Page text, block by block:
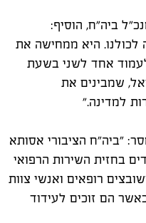
ביה"ח, הוסיף:
היא ממחישה את
אחד לשני בשעת
שמבינים את
למדינה."
"ביה"ח הציבורי אסותא
בחזית השירות הרפואי
רופאים ואנשי צוות
הם זוכים לעידוד